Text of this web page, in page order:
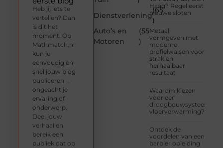
Dienstverlening
(65
)
Auto’s en
Motoren
(55
)
Haag? Regel eerst
nieuwe sloten
Metaal
vormgeven met
moderne
profielwalsen voor
strak en
herhaalbaar
resultaat
Waarom kiezen
voor een
droogbouwsysteem
vloerverwarming?
Ontdek de
voordelen van een
barbier opleiding
Heb jij iets te
vertellen? Dan
is dit het
moment. Op
Mathmatch.nl
kun je
eenvoudig en
snel jouw blog
publiceren –
ongeacht je
ervaring of
onderwerp.
Deel jouw
verhaal en
bereik een
publiek dat op